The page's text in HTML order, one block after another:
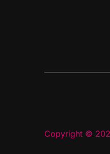
Copyright ©